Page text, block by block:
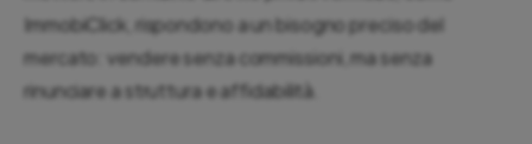
ImmobiClick, rispondono a un bisogno preciso del
mercato: vendere senza commissioni, ma senza
rinunciare a struttura e affidabilità.